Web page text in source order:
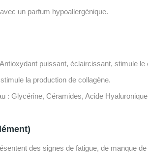
un parfum hypoallergénique.
Antioxydant puissant, éclaircissant, stimule le
la production de collagène.
: Glycérine, Céramides, Acide
des signes de fatigue, de manque